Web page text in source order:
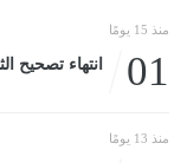
منذ 15 يومًا
01 انتهاء تصحيح
منذ 13 يومًا